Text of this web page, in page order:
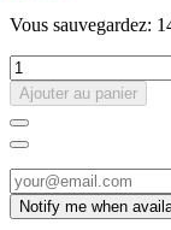
Vous sauvegardez:
Ajouter au panier